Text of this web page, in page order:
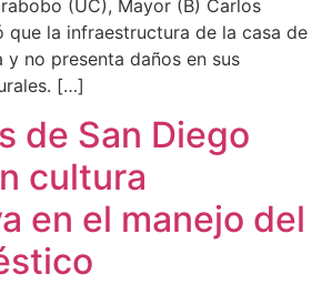
(UC), Mayor (B) Carlos
que la infraestructura de la casa de
y no presenta daños en sus
[…]
de San Diego
cultura
en el manejo del